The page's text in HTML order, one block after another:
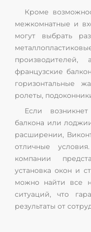
Кроме
межкомнатные и
могут выбрать
французские
горизонтальные
ролеты,
Если
балкона или
расширении,
отличные
компании
установка окон и
можно найти все
ситуаций, что
результаты от